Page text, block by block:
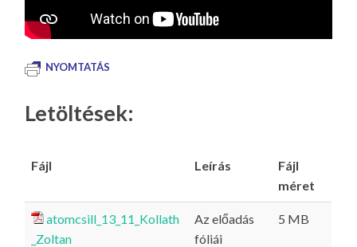
NYOMTATÁS
Letöltések:
Fájl Leírás
Fájl
méret
atomcsill_13_11_Kollath
_Zoltan
Az előadás
fóliái
5 MB